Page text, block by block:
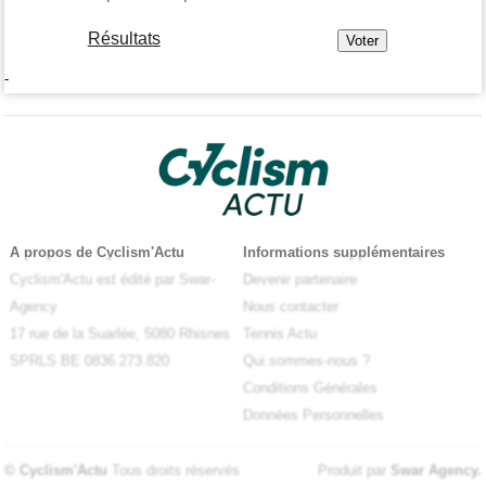
Résultats
-
A propos de Cyclism'Actu
Cyclism'Actu est édité par Swar-
Agency
17 rue de la Suarlée, 5080 Rhisnes
SPRLS BE 0836.273.820
Informations supplémentaires
Devenir partenaire
Nous contacter
Tennis Actu
Qui sommes-nous ?
Conditions Générales
Données Personnelles
© Cyclism'Actu Tous droits réservés Produit par Swar Agency.